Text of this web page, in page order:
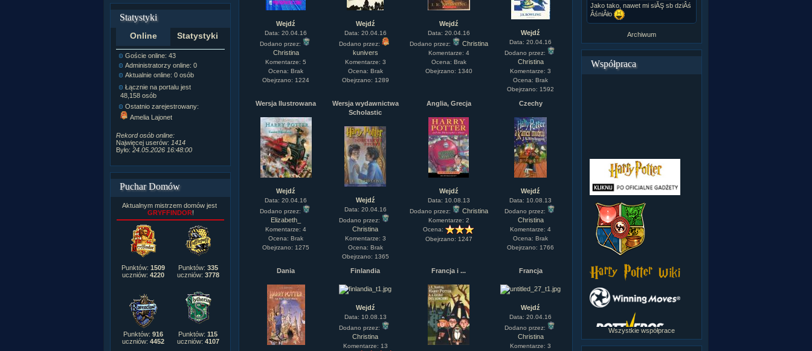
Statystyki
Online Statystyki
Goście online: 43
Administratorzy online: 0
Aktualnie online: 0 osób
Łącznie na portalu jest
48,158 osób
Ostatnio zarejestrowany:
Amelia Lajonet
Rekord osób online:
Najwięcej userów: 1414
Było: 24.05.2026 16:48:00
Napisanych artykułów:1,087
Dodanych newsów:10,564
Zdjęć w galerii:21,490
Tematów na forum:
Komentarzy do materiałów:
Rozdanych pochwał:3,327
Wlepionych ostrzeżeń:4,170
Puchar Domów
Aktualnym mistrzem domów jest
GRYFFINDOR!
Punktów: 1509
uczniów: 4220
Punktów: 335
uczniów: 3778
Punktów: 916
uczniów: 4452
Punktów: 115
uczniów: 4107
Wejdź
Data: 20.04.16
Dodano przez:
Christina
Komentarze: 5
Ocena: Brak
Obejrzano: 1224
Wejdź
Data: 20.04.16
Dodano przez:
kunivers
Komentarze: 3
Ocena: Brak
Obejrzano: 1289
Wejdź
Data: 20.04.16
Dodano przez:
Christina
Komentarze: 4
Ocena: Brak
Obejrzano: 1340
Wejdź
Data: 20.04.16
Dodano przez:
Christina
Komentarze: 3
Ocena: Brak
Obejrzano: 1592
Wersja Ilustrowana
Wejdź
Data: 20.04.16
Dodano przez:
Elizabeth_
Komentarze: 4
Ocena: Brak
Obejrzano: 1275
Wersja wydawnictwa
Scholastic
Wejdź
Data: 20.04.16
Dodano przez:
Christina
Komentarze: 3
Ocena: Brak
Obejrzano: 1365
Anglia, Grecja
Wejdź
Data: 10.08.13
Dodano przez:
Christina
Komentarze: 2
Ocena:
Obejrzano: 1247
Czechy
Wejdź
Data: 10.08.13
Dodano przez:
Christina
Komentarze: 4
Ocena: Brak
Obejrzano: 1766
Dania Finlandia
Wejdź
Data: 10.08.13
Dodano przez:
Christina
Komentarze: 13
Francja i ... Francja
Wejdź
Data: 20.04.16
Dodano przez:
Christina
Komentarze: 3
Jako tako, nawet mi siĂŞ sb dziÂś
ÂśniÂło
Archiwum
Współpraca
Wszystkie współprace